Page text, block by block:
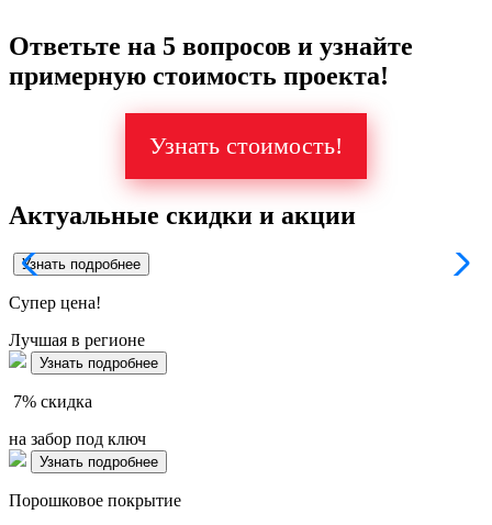
Ответьте на 5 вопросов и узнайте
примерную стоимость проекта!
Узнать стоимость!
Актуальные скидки и акции
Узнать подробнее
Супер цена!
Лучшая в регионе
Узнать подробнее
7% скидка
на забор под ключ
Узнать подробнее
Порошковое покрытие